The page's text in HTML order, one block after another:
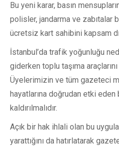
Bu yeni karar, basın
polisler, jandarma ve zabıtalar
ücretsiz kart sahibini kapsam
İstanbul’da trafik yoğunluğu
giderken toplu taşıma
Üyelerimizin ve tüm gazeteci
hayatlarına doğrudan etki eden
kaldırılmalıdır.
Açık bir hak ihlali olan bu
yarattığını da hatırlatarak